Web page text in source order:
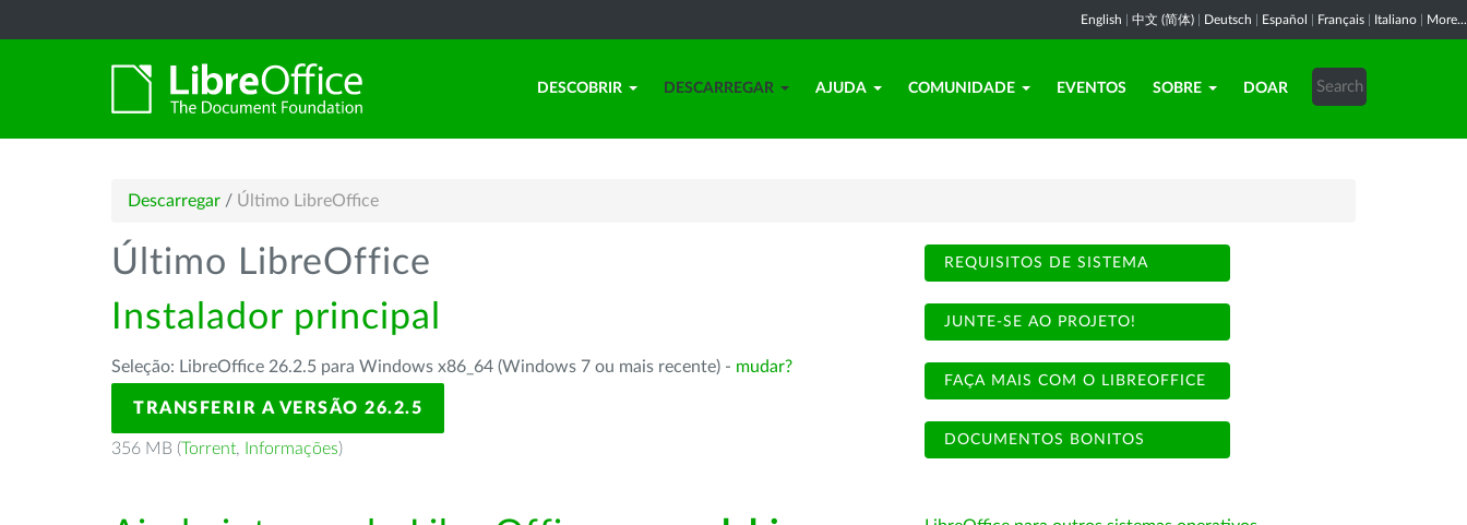
English 中文 (简体) Deutsch Español Français Italiano More...
DESCOBRIR DESCARREGAR AJUDA COMUNIDADE EVENTOS SOBRE DOAR
Descarregar / Último LibreOffice
Último LibreOffice
Instalador principal
Seleção: LibreOffice 26.2.5 para Windows x86_64 (Windows 7 ou mais recente) - mudar?
TRANSFERIR A VERSÃO 26.2.5
356 MB (Torrent, Informações)
REQUISITOS DE SISTEMA
JUNTE-SE AO PROJETO!
FAÇA MAIS COM O LIBREOFFICE
DOCUMENTOS BONITOS